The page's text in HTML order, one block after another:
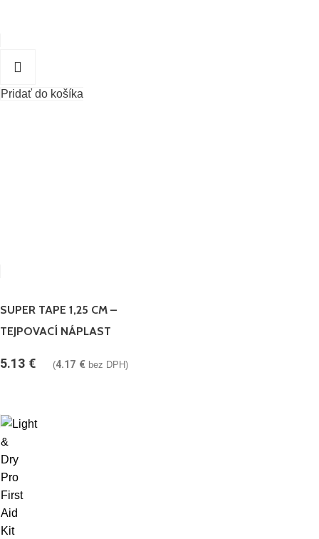
Pridať do košíka
SUPER TAPE 1,25 CM –
TEJPOVACÍ NÁPLAST
5.13 € (4.17 € bez DPH)